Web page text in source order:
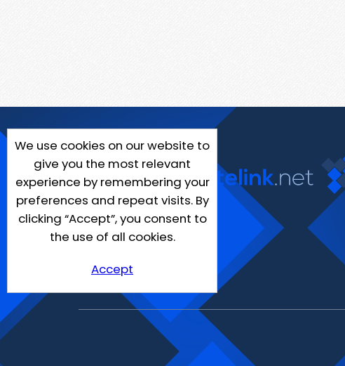
We use cookies on our website to
give you the most relevant
experience by remembering your
preferences and repeat visits. By
clicking “Accept”, you consent to
the use of all cookies.
Accept